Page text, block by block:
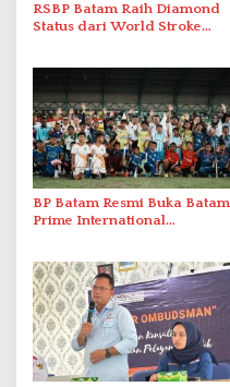
RSBP Batam Raih Diamond
Status dari World Stroke
Berstandar Internasional
BP Batam Resmi Buka Batam
Prime International
Abdul Jamal